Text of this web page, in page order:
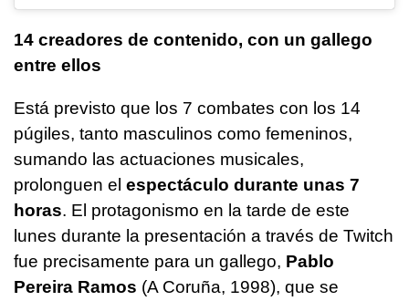
14 creadores de contenido, con un gallego
entre ellos
Está previsto que los 7 combates con los 14
púgiles, tanto masculinos como femeninos,
sumando las actuaciones musicales,
prolonguen el espectáculo durante unas 7
horas. El protagonismo en la tarde de este
lunes durante la presentación a través de Twitch
fue precisamente para un gallego, Pablo
Pereira Ramos (A Coruña, 1998), que se